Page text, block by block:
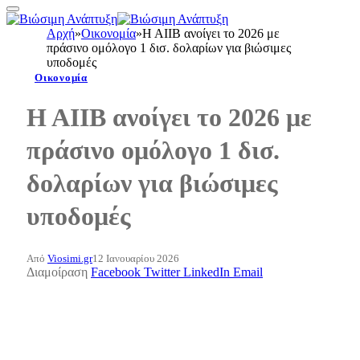
Αρχή»Οικονομία»H AIIB ανοίγει το 2026 με
πράσινο ομόλογο 1 δισ. δολαρίων για βιώσιμες
υποδομές
Οικονομία
H AIIB ανοίγει το 2026 με
πράσινο ομόλογο 1 δισ.
δολαρίων για βιώσιμες
υποδομές
Από Viosimi.gr12 Ιανουαρίου 2026
Διαμοίραση Facebook Twitter LinkedIn Email